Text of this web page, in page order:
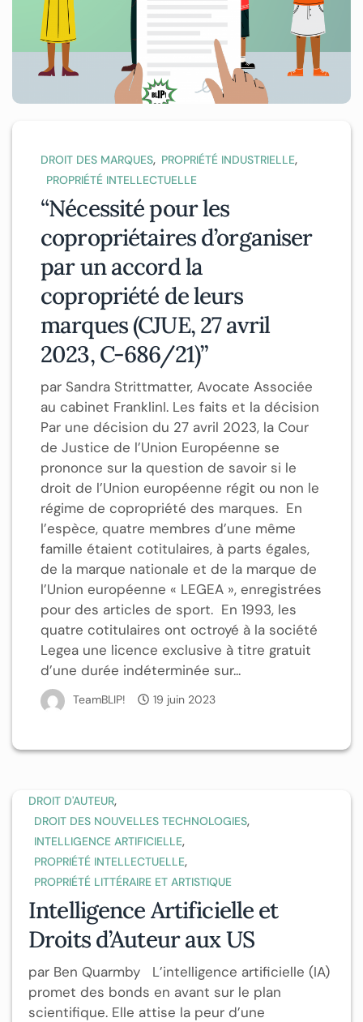
DROIT DES MARQUES, PROPRIÉTÉ INDUSTRIELLE,
PROPRIÉTÉ INTELLECTUELLE
“Nécessité pour les
copropriétaires d’organiser
par un accord la
copropriété de leurs
marques (CJUE, 27 avril
2023, C-686/21)”
par Sandra Strittmatter, Avocate Associée
au cabinet FranklinI. Les faits et la décision
Par une décision du 27 avril 2023, la Cour
de Justice de l’Union Européenne se
prononce sur la question de savoir si le
droit de l’Union européenne régit ou non le
régime de copropriété des marques. En
l’espèce, quatre membres d’une même
famille étaient cotitulaires, à parts égales,
de la marque nationale et de la marque de
l’Union européenne « LEGEA », enregistrées
pour des articles de sport. En 1993, les
quatre cotitulaires ont octroyé à la société
Legea une licence exclusive à titre gratuit
d’une durée indéterminée sur...
TeamBLIP! 19 juin 2023
DROIT D'AUTEUR,
DROIT DES NOUVELLES TECHNOLOGIES,
INTELLIGENCE ARTIFICIELLE,
PROPRIÉTÉ INTELLECTUELLE,
PROPRIÉTÉ LITTÉRAIRE ET ARTISTIQUE
Intelligence Artificielle et
Droits d’Auteur aux US
par Ben Quarmby L’intelligence artificielle (IA)
promet des bonds en avant sur le plan
scientifique. Elle attise la peur d’une